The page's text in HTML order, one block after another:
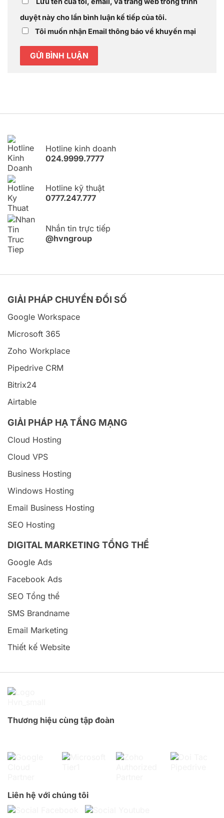
duyệt này cho lần bình luận kế tiếp của tôi.
Tôi muốn nhận Email thông báo về khuyến mại
Hotline kinh doanh
024.9999.7777
Hotline kỹ thuật
0777.247.777
Nhắn tin trực tiếp
@hvngroup
GIẢI PHÁP CHUYỂN ĐỔI SỐ
Google Workspace
Microsoft 365
Zoho Workplace
Pipedrive CRM
Bitrix24
Airtable
GIẢI PHÁP HẠ TẦNG MẠNG
Cloud Hosting
Cloud VPS
Business Hosting
Windows Hosting
Email Business Hosting
SEO Hosting
DIGITAL MARKETING TỔNG THỂ
Google Ads
Facebook Ads
SEO Tổng thể
SMS Brandname
Email Marketing
Thiết kế Website
Thương hiệu cùng tập đoàn
Liên hệ với chúng tôi